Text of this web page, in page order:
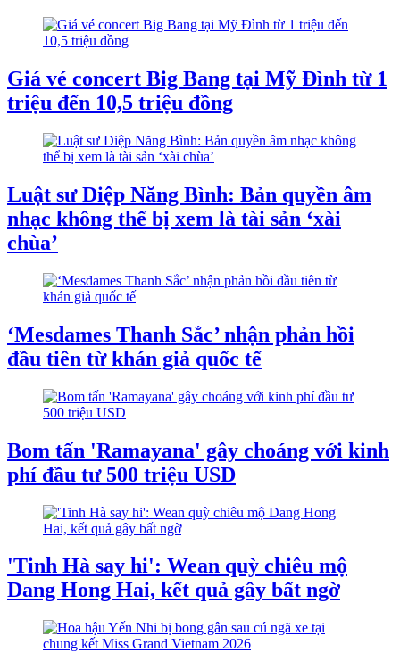
Giá vé concert Big Bang tại Mỹ Đình từ 1
triệu đến 10,5 triệu đồng
Luật sư Diệp Năng Bình: Bản quyền âm
nhạc không thể bị xem là tài sản ‘xài
chùa’
‘Mesdames Thanh Sắc’ nhận phản hồi
đầu tiên từ khán giả quốc tế
Bom tấn 'Ramayana' gây choáng với kinh
phí đầu tư 500 triệu USD
'Tinh Hà say hi': Wean quỳ chiêu mộ
Dang Hong Hai, kết quả gây bất ngờ